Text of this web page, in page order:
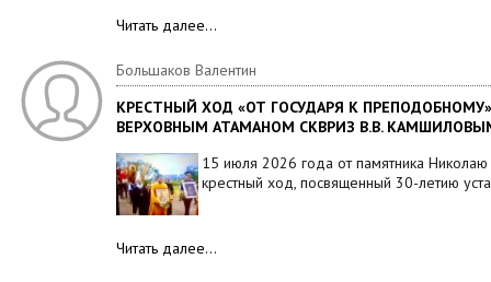
Читать далее…
Большаков Валентин
КРЕСТНЫЙ ХОД «ОТ ГОСУДАРЯ К
ВЕРХОВНЫМ АТАМАНОМ СКВРИЗ В.В.
15 июля 2026 года от памятника
крестный ход, посвященный 30-летию
Читать далее…